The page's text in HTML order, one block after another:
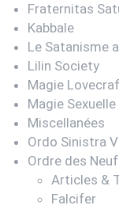
Fraternitas
Kabbale
Le Satanisme
Lilin Society
Magie
Magie Sexuelle
Miscellanées
Ordo Sinistra
Ordre des
Articles &
Falcifer